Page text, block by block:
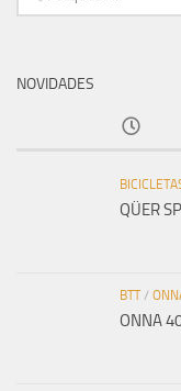
por:
NOVIDADES
QÜER
BTT/
ONNA